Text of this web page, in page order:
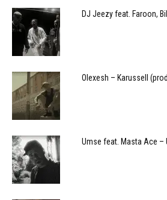
DJ Jeezy feat. Faroon,
Olexesh – Karussell
Umse feat. Masta Ace –